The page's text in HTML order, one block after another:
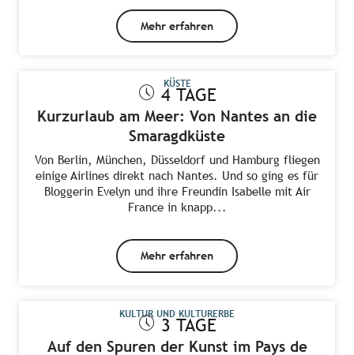
Mehr erfahren
KÜSTE
4 TAGE
Kurzurlaub am Meer: Von Nantes an die
Smaragdküste
Von Berlin, München, Düsseldorf und Hamburg fliegen
einige Airlines direkt nach Nantes. Und so ging es für
Bloggerin Evelyn und ihre Freundin Isabelle mit Air
France in knapp...
Mehr erfahren
KULTUR UND KULTURERBE
3 TAGE
Auf den Spuren der Kunst im Pays de